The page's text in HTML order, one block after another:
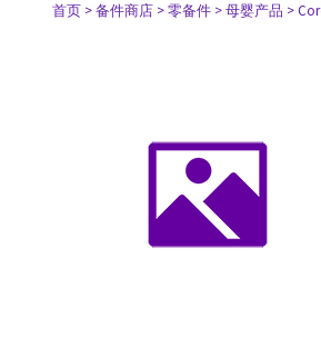
首页 > 备件商店 > 零备件 > 母婴产品 >